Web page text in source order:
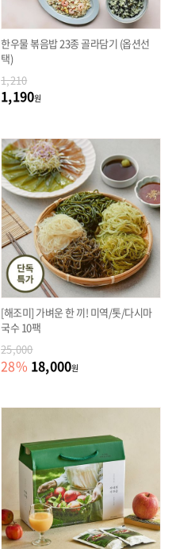
한우물 볶음밥 23종 골라담기 (옵션선
택)
1,210
1,190원
[해조미] 가벼운 한 끼! 미역/톳/다시마
국수 10팩
25,000
28% 18,000원